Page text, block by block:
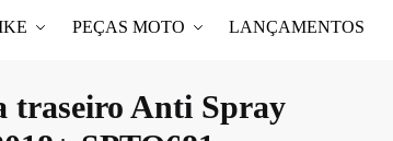
PEÇAS MOTO LANÇAMENTOS
traseiro Anti Spray